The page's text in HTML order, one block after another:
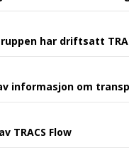
har driftsatt
informasjon om
TRACS Flow